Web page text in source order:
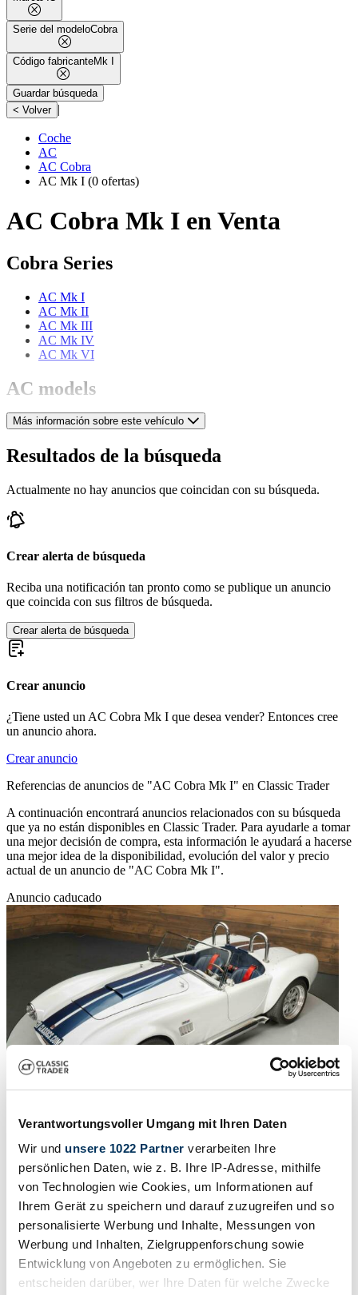
Verantwortungsvoller Umgang mit Ihren Daten
Wir und unsere 1022 Partner verarbeiten Ihre
persönlichen Daten, wie z. B. Ihre IP-Adresse, mithilfe
von Technologien wie Cookies, um Informationen auf
Ihrem Gerät zu speichern und darauf zuzugreifen und so
personalisierte Werbung und Inhalte, Messungen von
Werbung und Inhalten, Zielgruppenforschung sowie
Entwicklung von Angeboten zu ermöglichen. Sie
entscheiden darüber, wer Ihre Daten für welche Zwecke
Serie del modeloCobra
Código fabricanteMk I
Guardar búsqueda
< Volver |
Coche
AC
AC Cobra
AC Mk I (0 ofertas)
AC Cobra Mk I en Venta
Cobra Series
AC Mk I
AC Mk II
AC Mk III
AC Mk IV
AC Mk VI
AC models
AC 2 Litre
AC Ace
AC Aceca
Más información sobre este vehículo
Resultados de la búsqueda
Actualmente no hay anuncios que coincidan con su búsqueda.
Crear alerta de búsqueda
Reciba una notificación tan pronto como se publique un anuncio
que coincida con sus filtros de búsqueda.
Crear alerta de búsqueda
Crear anuncio
¿Tiene usted un AC Cobra Mk I que desea vender? Entonces cree
un anuncio ahora.
Crear anuncio
Referencias de anuncios de "AC Cobra Mk I" en Classic Trader
A continuación encontrará anuncios relacionados con su búsqueda
que ya no están disponibles en Classic Trader. Para ayudarle a tomar
una mejor decisión de compra, esta información le ayudará a hacerse
una mejor idea de la disponibilidad, evolución del valor y precio
actual de un anuncio de "AC Cobra Mk I".
Anuncio caducado
1965 | AC Cobra 260
AC Cobra Replica | Gerestaureerd | Historie bekend | 1965
99.950 €hace 2 años